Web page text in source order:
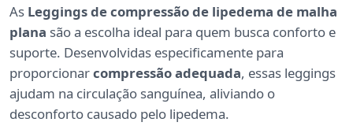
As Leggings de compressão de lipedema de malha
plana são a escolha ideal para quem busca conforto e
suporte. Desenvolvidas especificamente para
proporcionarcompressão adequada, essas leggings
ajudam na circulação sanguínea, aliviando o
desconforto causado pelo lipedema.